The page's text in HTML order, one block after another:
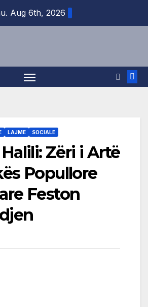
Aug 6th, 2026
LAJME SOCIALE
Zëri i Artë
Popullore
Feston